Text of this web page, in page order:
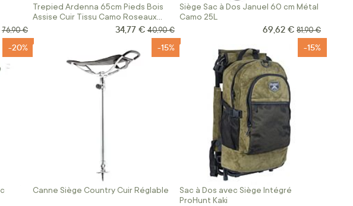
Prix normal
76,90 €
Trepied Ardenna 65cm Pieds Bois
Assise Cuir Tissu Camo Roseaux
Prix Spécial
34,77 € Prix normal
40,90 €
Siège Sac à Dos Januel 60 cm Métal
Camo 25L
Prix Spécial
69,62 € Prix normal
81,90 €
-20%
Canne Siège Country Cuir Réglable
-15%
Sac à Dos avec Siège Intégré
ProHunt Kaki
-15%